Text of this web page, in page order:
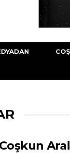
Coşkun